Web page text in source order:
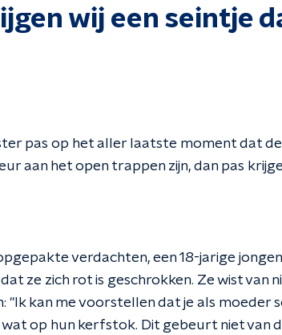
wij een seintje
pas op het aller laatste moment dat
aan het open trappen zijn, dan pas
verdachten, een 18-jarige
ze zich rot is geschrokken. Ze wist van
"Ik kan me voorstellen dat je als moeder
op hun kerfstok. Dit gebeurt niet van